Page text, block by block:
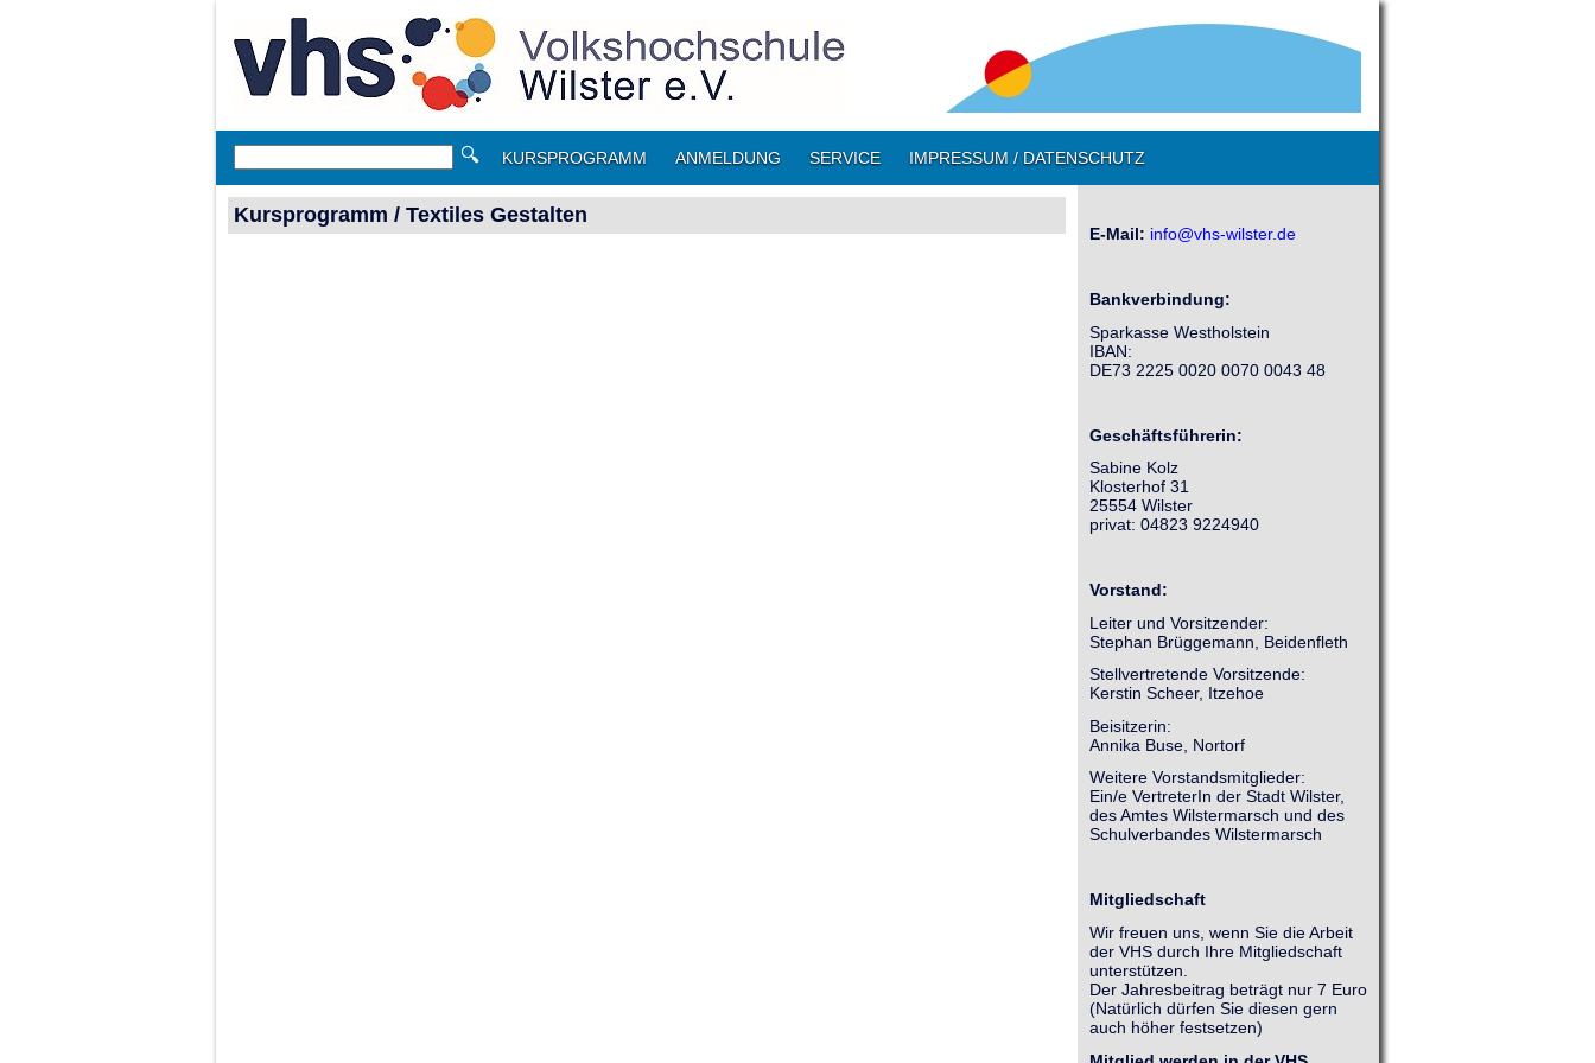
🔍 KURSPROGRAMM ANMELDUNG SERVICE IMPRESSUM / DATENSCHUTZ
Kursprogramm / Textiles Gestalten
E-Mail: info@vhs-wilster.de
Bankverbindung:
Sparkasse Westholstein
IBAN:
DE73 2225 0020 0070 0043 48
Geschäftsführerin:
Sabine Kolz
Klosterhof 31
25554 Wilster
privat: 04823 9224940
Vorstand:
Leiter und Vorsitzender:
Stephan Brüggemann, Beidenfleth
Stellvertretende Vorsitzende:
Kerstin Scheer, Itzehoe
Beisitzerin:
Annika Buse, Nortorf
Weitere Vorstandsmitglieder:
Ein/e VertreterIn der Stadt Wilster,
des Amtes Wilstermarsch und des
Schulverbandes Wilstermarsch
Mitgliedschaft
Wir freuen uns, wenn Sie die Arbeit
der VHS durch Ihre Mitgliedschaft
unterstützen.
Der Jahresbeitrag beträgt nur 7 Euro
(Natürlich dürfen Sie diesen gern
auch höher festsetzen)